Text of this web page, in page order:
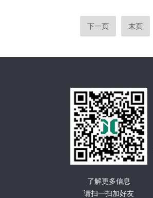
下一页 末页
了解更多信息
请扫一扫加好友